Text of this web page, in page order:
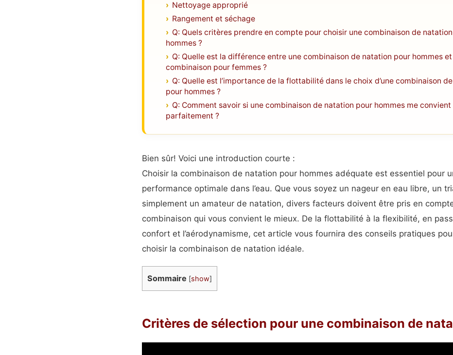
Nettoyage approprié
Rangement et séchage
Q: Quels critères prendre en compte pour choisir une combinaison de
hommes ?
Q: Quelle est la différence entre une combinaison de natation pour hommes
combinaison pour femmes ?
Q: Quelle est l’importance de la flottabilité dans le choix d’une combinaison
pour hommes ?
Q: Comment savoir si une combinaison de natation pour hommes me convient
parfaitement ?
Bien sûr! Voici une introduction courte :
Choisir la combinaison de natation pour hommes adéquate est essentiel pour
performance optimale dans l’eau. Que vous soyez un nageur en eau libre, un
simplement un amateur de natation, divers facteurs doivent être pris en
combinaison qui vous convient le mieux. De la flottabilité à la flexibilité, en
confort et l’aérodynamisme, cet article vous fournira des conseils pratiques
choisir la combinaison de natation idéale.
Sommaire [show]
Critères de sélection pour une combinaison de